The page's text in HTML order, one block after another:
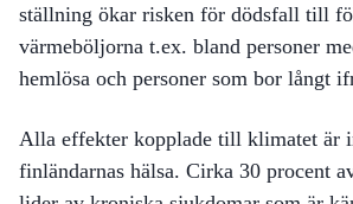
ställning ökar risken för dödsfall till
värmeböljorna t.ex. bland personer
hemlösa och personer som bor långt
Alla effekter kopplade till klimatet är
finländarnas hälsa. Cirka 30 procent